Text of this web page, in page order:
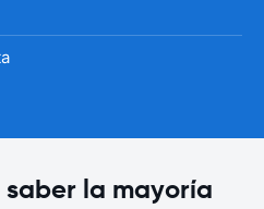
la mayoría